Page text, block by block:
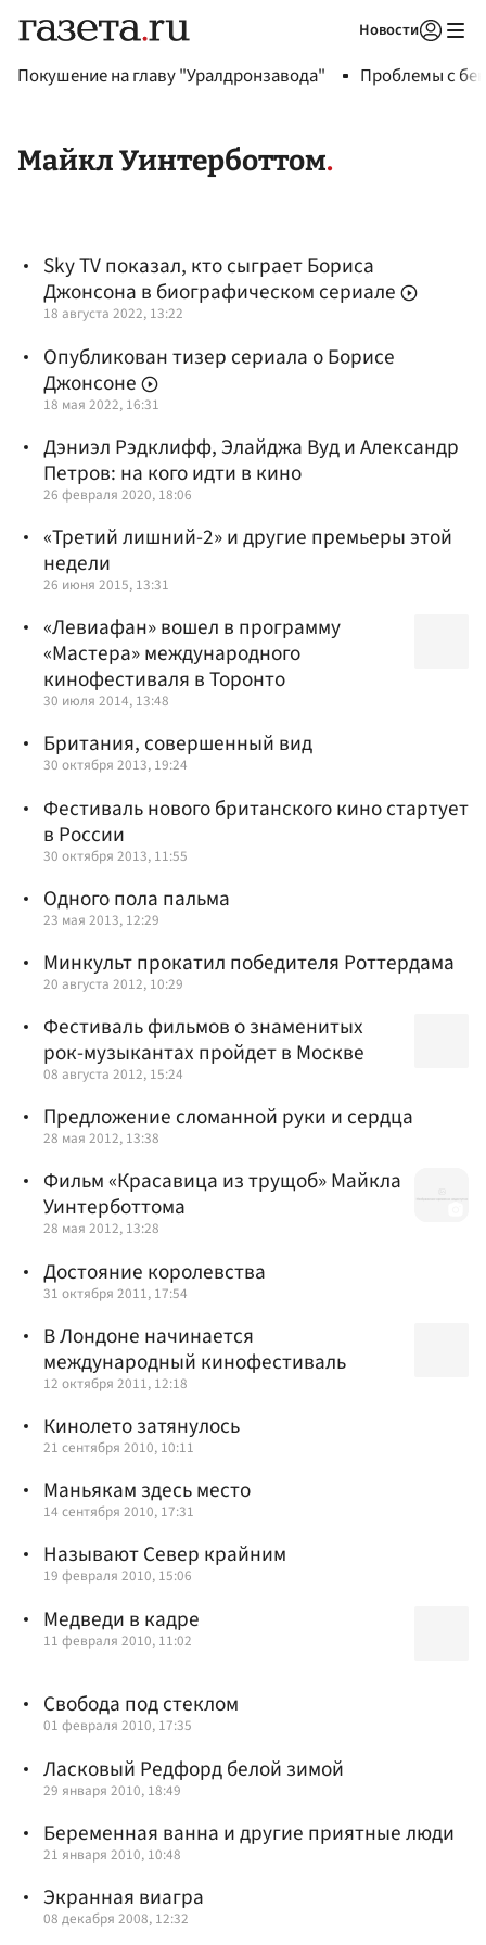
Новости
Покушение на главу "Уралдронзавода" Проблемы с
Майкл Уинтерботтом
Sky TV показал, кто сыграет Бориса
Джонсона в биографическом сериале
18 августа 2022, 13:22
Опубликован тизер сериала о Борисе
Джонсоне
18 мая 2022, 16:31
Дэниэл Рэдклифф, Элайджа Вуд и Александр
Петров: на кого идти в кино
26 февраля 2020, 18:06
«Третий лишний-2» и другие премьеры этой
недели
26 июня 2015, 13:31
«Левиафан» вошел в программу
«Мастера» международного
кинофестиваля в Торонто
30 июля 2014, 13:48
Британия, совершенный вид
30 октября 2013, 19:24
Фестиваль нового британского кино стартует
в России
30 октября 2013, 11:55
Одного пола пальма
23 мая 2013, 12:29
Минкульт прокатил победителя Роттердама
20 августа 2012, 10:29
Фестиваль фильмов о знаменитых
рок-музыкантах пройдет в Москве
08 августа 2012, 15:24
Предложение сломанной руки и сердца
28 мая 2012, 13:38
Фильм «Красавица из трущоб» Майкла
Уинтерботтома
28 мая 2012, 13:28
Достояние королевства
31 октября 2011, 17:54
В Лондоне начинается
международный кинофестиваль
12 октября 2011, 12:18
Кинолето затянулось
21 сентября 2010, 10:11
Маньякам здесь место
14 сентября 2010, 17:31
Называют Север крайним
19 февраля 2010, 15:06
Медведи в кадре
11 февраля 2010, 11:02
Свобода под стеклом
01 февраля 2010, 17:35
Ласковый Редфорд белой зимой
29 января 2010, 18:49
Беременная ванна и другие приятные люди
21 января 2010, 10:48
Экранная виагра
08 декабря 2008, 12:32